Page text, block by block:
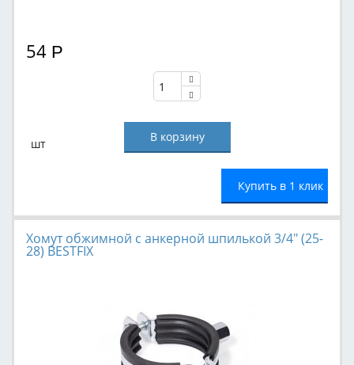
54 Р
шт
Купить в 1 клик
Хомут обжимной с анкерной шпилькой 3/4" (25-
28) BESTFIX